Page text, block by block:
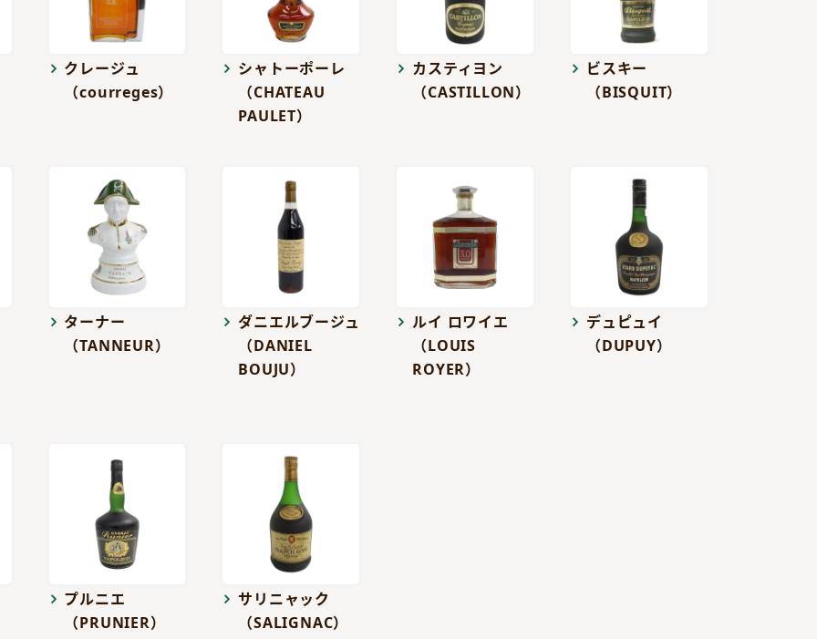
クレージュ
（courreges）
シャトーポーレ
（CHATEAU
PAULET）
カスティヨン
（CASTILLON）
ビスキー
（BISQUIT）
ターナー
（TANNEUR）
ダニエルブージュ
（DANIEL
BOUJU）
ルイ ロワイエ
（LOUIS
ROYER）
デュピュイ
（DUPUY）
プルニエ
（PRUNIER）
サリニャック
（SALIGNAC）